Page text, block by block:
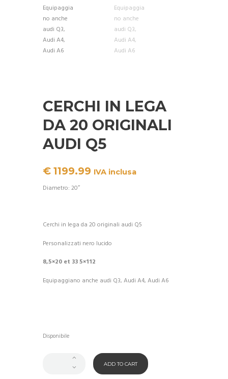
CERCHI IN LEGA
DA 20 ORIGINALI
AUDI Q5
€ 1199.99 IVA inclusa
Diametro: 20″
Cerchi in lega da 20 originali audi Q5
Personalizzati nero lucido
8,5×20 et 33 5×112
Equipaggiano anche audi Q3, Audi A4, Audi A6
Disponibile
ADD TO CART